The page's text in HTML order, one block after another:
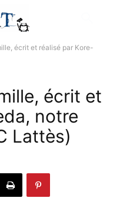
écrit et réalisé par Kore-
écrit et
notre
Lattès)